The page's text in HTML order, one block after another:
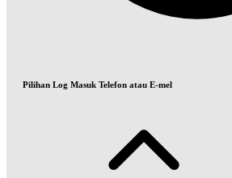
Pilihan Log Masuk Telefon atau E-mel